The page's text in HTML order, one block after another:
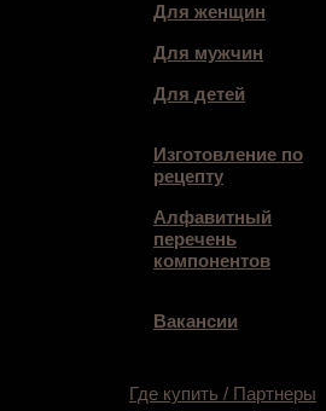
Для женщин
Для мужчин
Для детей
Изготовление по
рецепту
Алфавитный
перечень
компонентов
Вакансии
Где купить / Партнеры